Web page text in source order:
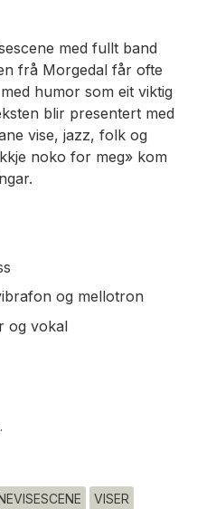
med fullt band
frå Morgedal får ofte
humor som eit viktig
blir presentert med
vise, jazz, folk og
noko for meg» kom
og mellotron
og vokal
VISER